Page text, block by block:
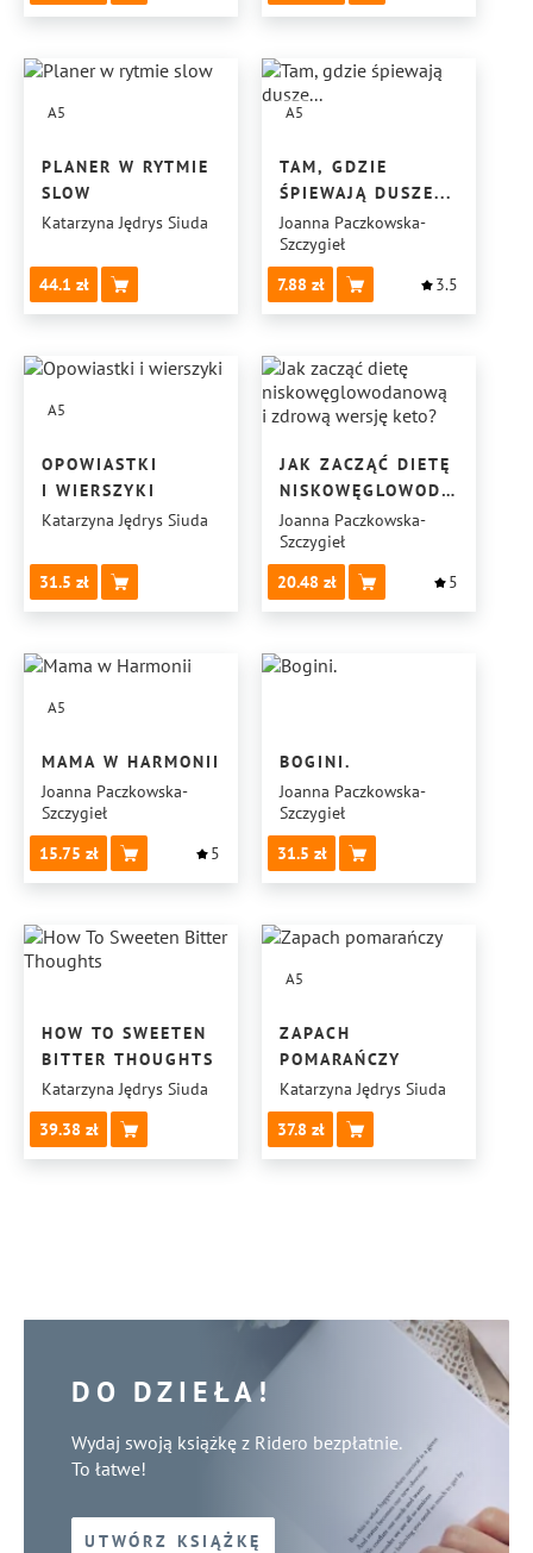
A5
PLANER W RYTMIE
SLOW
Katarzyna Jędrys Siuda
44.1
A5
TAM, GDZIE
ŚPIEWAJĄ DUSZE...
Joanna Paczkowska-
Szczygieł
7.88
3.5
A5
OPOWIASTKI
I WIERSZYKI
Katarzyna Jędrys Siuda
31.5
JAK ZACZĄĆ DIETĘ
NISKOWĘGLOWODANOWĄ
I ZDROWĄ WERSJĘ
KETO?
Joanna Paczkowska-
Szczygieł
20.48
5
A5
MAMA W HARMONII
Joanna Paczkowska-
Szczygieł
15.75
5
BOGINI.
Joanna Paczkowska-
Szczygieł
31.5
HOW TO SWEETEN
BITTER THOUGHTS
Katarzyna Jędrys Siuda
39.38
A5
ZAPACH
POMARAŃCZY
Katarzyna Jędrys Siuda
37.8
DO DZIEŁA!
Wydaj swoją książkę z Ridero bezpłatnie.
To łatwe!
UTWÓRZ KSIĄŻKĘ